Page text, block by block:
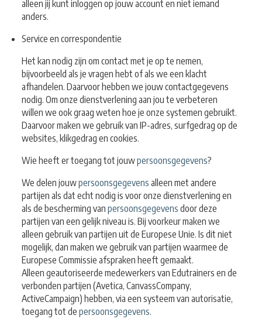
alleen jij kunt inloggen op jouw account en niet iemand
anders.
Service en correspondentie
Het kan nodig zijn om contact met je op te nemen,
bijvoorbeeld als je vragen hebt of als we een klacht
afhandelen. Daarvoor hebben we jouw contactgegevens
nodig. Om onze dienstverlening aan jou te verbeteren
willen we ook graag weten hoe je onze systemen gebruikt.
Daarvoor maken we gebruik van IP-adres, surfgedrag op de
websites, klikgedrag en cookies.
Wie heeft er toegang tot jouwpersoonsgegevens?
We delen jouwpersoonsgegevens alleen met andere
partijen als dat echt nodig is voor onze dienstverlening en
als de bescherming van persoonsgegevens door deze
partijen van een gelijk niveau is. Bij voorkeur maken we
alleen gebruik van partijen uit de Europese Unie. Is dit niet
mogelijk, dan maken we gebruik van partijen waarmee de
Europese Commissie afspraken heeft gemaakt.
Alleen geautoriseerde medewerkers van Edutrainers en de
verbonden partijen (Avetica, CanvassCompany,
ActiveCampaign) hebben, via een systeem van autorisatie,
toegang tot de persoonsgegevens.